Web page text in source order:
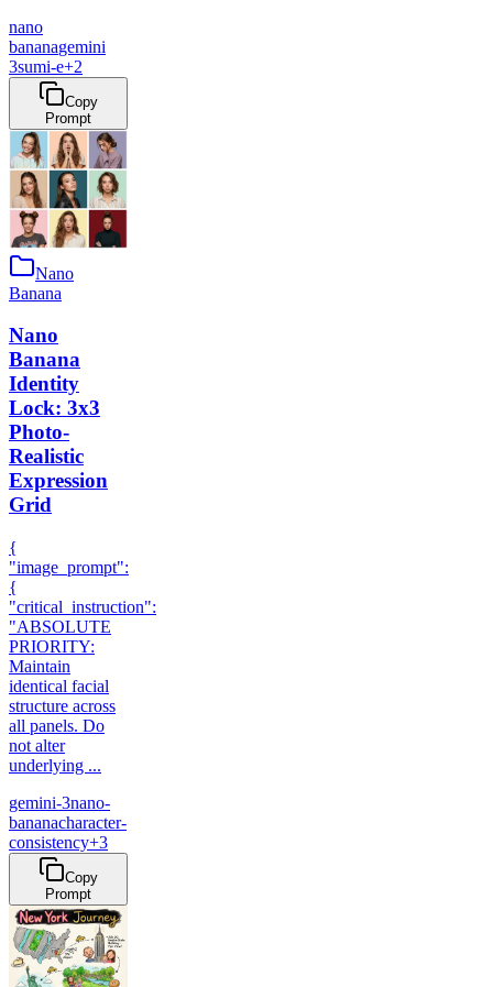
nano
bananagemini
3sumi-e+2
Copy
Prompt
Nano
Banana
Nano
Banana
Identity
Lock: 3x3
Photo-
Realistic
Expression
Grid
{
"image_prompt":
{
"critical_instruction":
"ABSOLUTE
PRIORITY:
Maintain
identical facial
structure across
all panels. Do
not alter
underlying ...
gemini-3nano-
bananacharacter-
consistency+3
Copy
Prompt